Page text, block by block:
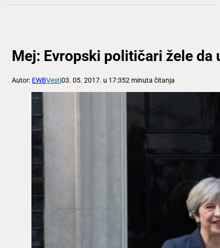
Mej: Evropski političari žele
Autor: EWBVesti03. 05. 2017. u 17:352 minuta čitanja